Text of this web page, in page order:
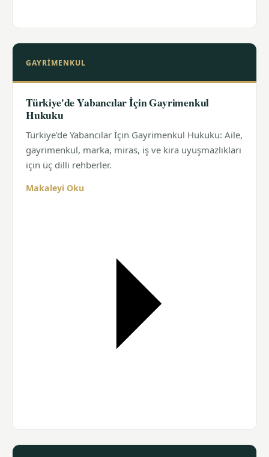
GAYRIMENKUL
Türkiye'de Yabancılar İçin Gayrimenkul
Hukuku
Türkiye'de Yabancılar İçin Gayrimenkul Hukuku: Aile,
gayrimenkul, marka, miras, iş ve kira uyuşmazlıkları
için üç dilli rehberler.
Makaleyi Oku